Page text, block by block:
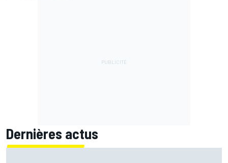
Dernières actus